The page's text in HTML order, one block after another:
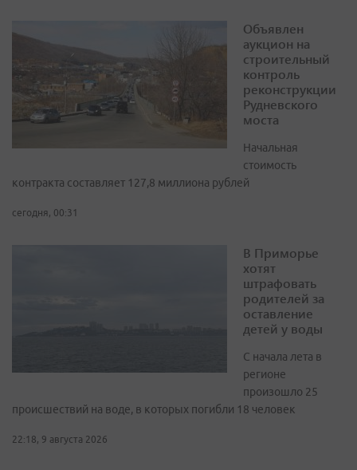
Объявлен
аукцион на
строительный
контроль
реконструкции
Рудневского
моста
Начальная
стоимость
контракта составляет 127,8 миллиона рублей
сегодня, 00:31
В Приморье
хотят
штрафовать
родителей за
оставление
детей у воды
С начала лета в
регионе
произошло 25
происшествий на воде, в которых погибли 18 человек
22:18, 9 августа 2026